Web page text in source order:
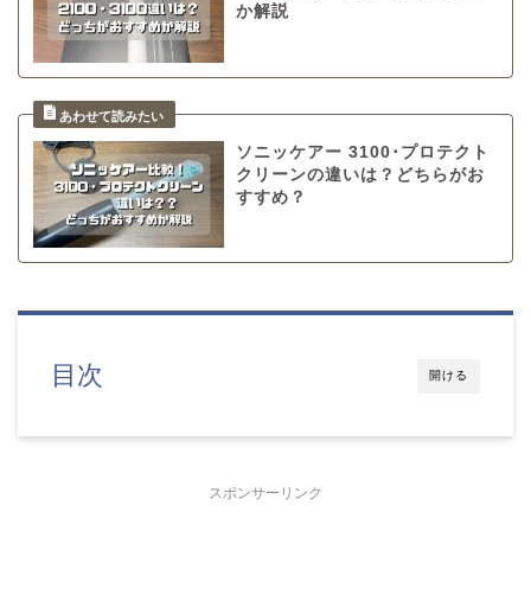
か解説
ソニッケアー 3100･プロテクト
クリーンの違いは？どちらがお
すすめ？
開ける
目次
スポンサーリンク